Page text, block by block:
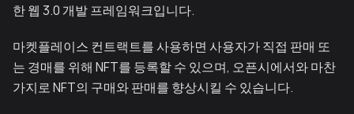
한 웹 3.0 개발 프레임워크입니다.
마켓플레이스 컨트랙트를 사용하면 사용자가 직접 판매 또
는 경매를 위해 NFT를 등록할 수 있으며, 오픈시에서와 마찬
가지로 NFT의 구매와 판매를 향상시킬 수 있습니다.